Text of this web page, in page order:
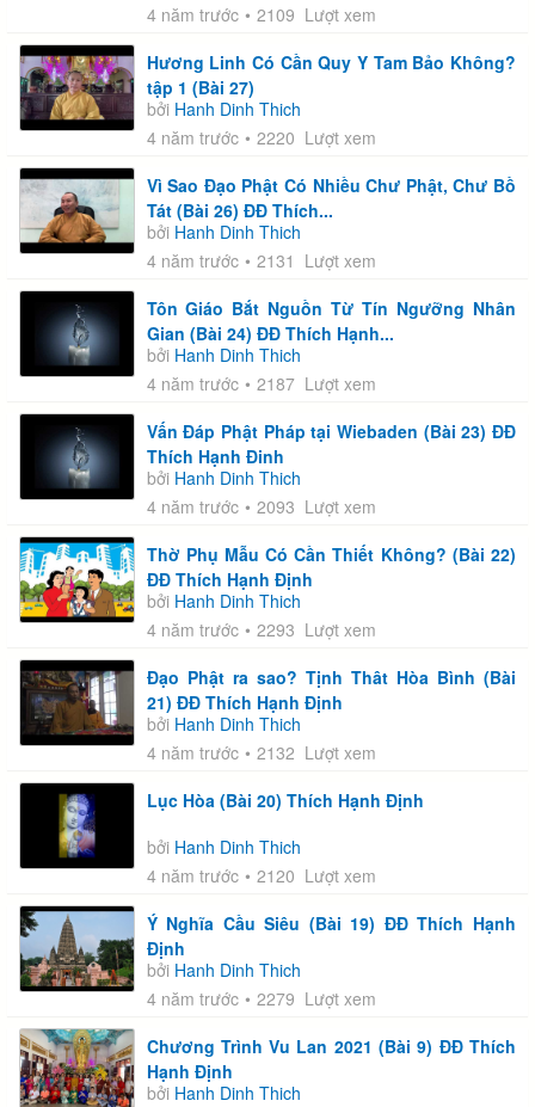
4 năm trước
2109 Lượt xem
Hương Linh Có Cần Quy Y Tam Bảo Không?
tập 1 (Bài 27)
bởi Hanh Dinh Thich
4 năm trước
2220 Lượt xem
Vì Sao Đạo Phật Có Nhiều Chư Phật, Chư Bồ
Tát (Bài 26) ĐĐ Thích...
bởi Hanh Dinh Thich
4 năm trước
2131 Lượt xem
Tôn Giáo Bắt Nguồn Từ Tín Ngưỡng Nhân
Gian (Bài 24) ĐĐ Thích Hạnh...
bởi Hanh Dinh Thich
4 năm trước
2187 Lượt xem
Vấn Đáp Phật Pháp tại Wiebaden (Bài 23) ĐĐ
Thích Hạnh Đinh
bởi Hanh Dinh Thich
4 năm trước
2093 Lượt xem
Thờ Phụ Mẫu Có Cần Thiết Không? (Bài 22)
ĐĐ Thích Hạnh Định
bởi Hanh Dinh Thich
4 năm trước
2293 Lượt xem
Đạo Phật ra sao? Tịnh Thât Hòa Bình (Bài
21) ĐĐ Thích Hạnh Định
bởi Hanh Dinh Thich
4 năm trước
2132 Lượt xem
Lục Hòa (Bài 20) Thích Hạnh Định
bởi Hanh Dinh Thich
4 năm trước
2120 Lượt xem
Ý Nghĩa Cầu Siêu (Bài 19) ĐĐ Thích Hạnh
Định
bởi Hanh Dinh Thich
4 năm trước
2279 Lượt xem
Chương Trình Vu Lan 2021 (Bài 9) ĐĐ Thích
Hạnh Định
bởi Hanh Dinh Thich